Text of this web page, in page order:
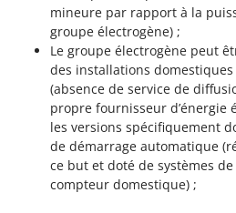
Verdemax
Vesco
Volpi
Waldner
Weber
mineure par rapport à la
groupe électrogène) ;
Le groupe électrogène peut
des installations domestiques
(absence de service de
propre fournisseur d’énergie
les versions spécifiquement
de démarrage automatique
ce but et doté de systèmes
compteur domestique) ;